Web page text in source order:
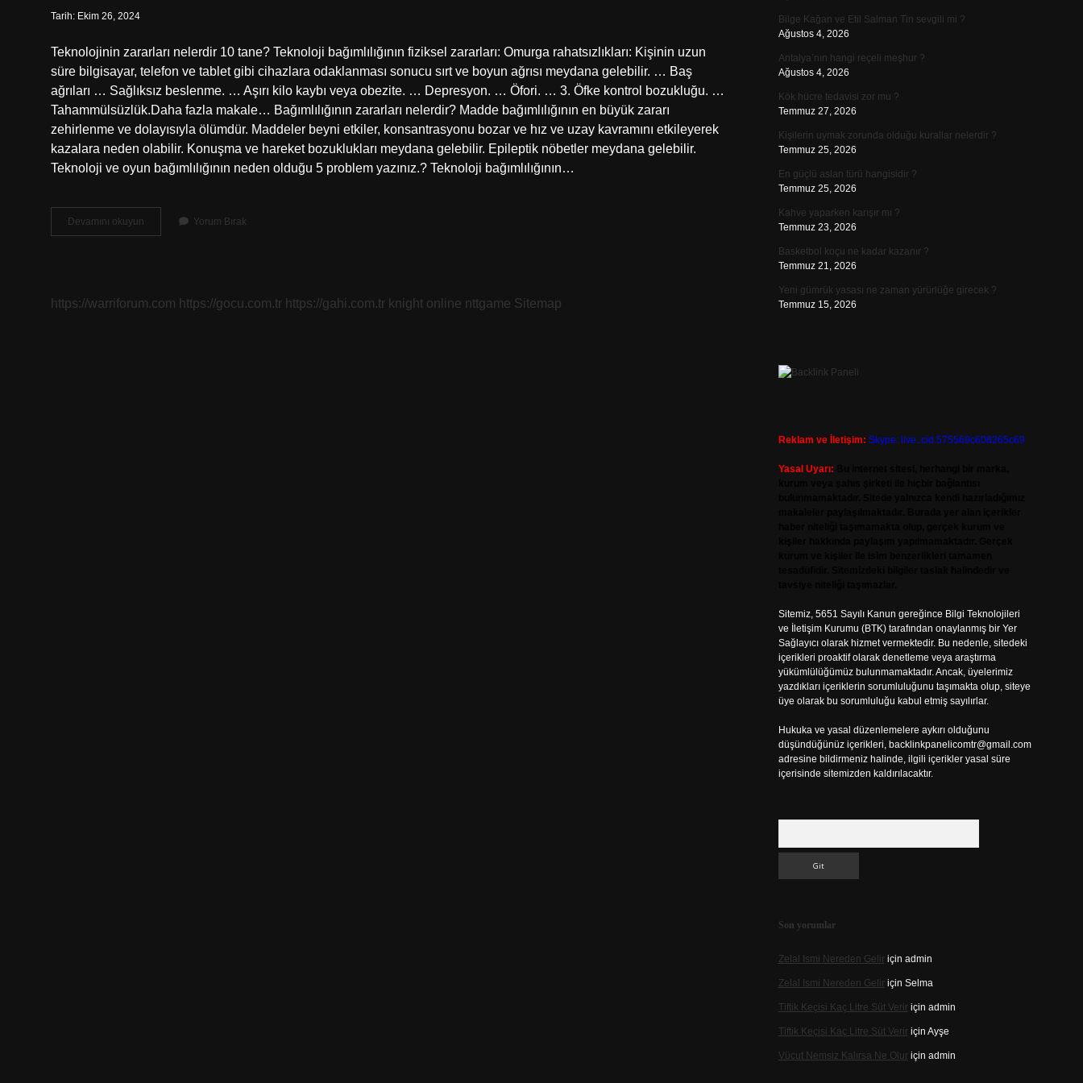
Tarih: Ekim 26, 2024
Teknolojinin zararları nelerdir 10 tane? Teknoloji bağımlılığının fiziksel zararları: Omurga rahatsızlıkları: Kişinin uzun
süre bilgisayar, telefon ve tablet gibi cihazlara odaklanması sonucu sırt ve boyun ağrısı meydana gelebilir. … Baş
ağrıları … Sağlıksız beslenme. … Aşırı kilo kaybı veya obezite. … Depresyon. … Öfori. … 3. Öfke kontrol bozukluğu. …
Tahammülsüzlük.Daha fazla makale… Bağımlılığının zararları nelerdir? Madde bağımlılığının en büyük zararı
zehirlenme ve dolayısıyla ölümdür. Maddeler beyni etkiler, konsantrasyonu bozar ve hız ve uzay kavramını etkileyerek
kazalara neden olabilir. Konuşma ve hareket bozuklukları meydana gelebilir. Epileptik nöbetler meydana gelebilir.
Teknoloji ve oyun bağımlılığının neden olduğu 5 problem yazınız.? Teknoloji bağımlılığının…
Devamını okuyun Teknoloji
Bağımlılığı
Yorum Bırak
https://warriforum.com https://gocu.com.tr https://gahi.com.tr knight online nttgame Sitemap
Bilge Kağan ve Etil Salman Tin sevgili mi ?
Ağustos 4, 2026
Antalya’nın hangi reçeli meşhur ?
Ağustos 4, 2026
Kök hücre tedavisi zor mu ?
Temmuz 27, 2026
Kişilerin uymak zorunda olduğu kurallar nelerdir ?
Temmuz 25, 2026
En güçlü aslan türü hangisidir ?
Temmuz 25, 2026
Kahve yaparken karışır mı ?
Temmuz 23, 2026
Basketbol koçu ne kadar kazanır ?
Temmuz 21, 2026
Yeni gümrük yasası ne zaman yürürlüğe girecek ?
Temmuz 15, 2026
Reklam ve İletişim: Skype: live:.cid.575569c608265c69
Yasal Uyarı:
Sitemiz, 5651 Sayılı Kanun gereğince Bilgi Teknolojileri
ve İletişim Kurumu (BTK) tarafından onaylanmış bir Yer
Sağlayıcı olarak hizmet vermektedir. Bu nedenle, sitedeki
içerikleri proaktif olarak denetleme veya araştırma
yükümlülüğümüz bulunmamaktadır. Ancak, üyelerimiz
yazdıkları içeriklerin sorumluluğunu taşımakta olup, siteye
üye olarak bu sorumluluğu kabul etmiş sayılırlar.
Hukuka ve yasal düzenlemelere aykırı olduğunu
düşündüğünüz içerikleri, backlinkpanelicomtr@gmail.com
adresine bildirmeniz halinde, ilgili içerikler yasal süre
içerisinde sitemizden kaldırılacaktır.
Son yorumlar
Zelal Ismi Nereden Geliriçin admin
Zelal Ismi Nereden Geliriçin Selma
Tiftik Keçisi Kaç Litre Süt Veririçin admin
Tiftik Keçisi Kaç Litre Süt Veririçin Ayşe
Vücut Nemsiz Kalırsa Ne Oluriçin admin